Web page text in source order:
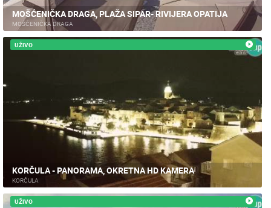
MOŠĆENIČKA DRAGA, PLAŽA SIPAR- RIVIJERA OPATIJA
MOŠĆENIČKA DRAGA
UŽIVO
KORČULA - PANORAMA, OKRETNA HD KAMERA
KORČULA
UŽIVO